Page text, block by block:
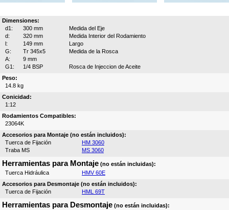
Dimensiones:
d1:
300 mm
Medida del Eje
d:
320 mm
Medida Interior del Rodamiento
l:
149 mm
Largo
G:
Tr 345x5
Medida de la Rosca
A:
9 mm
G1:
1/4 BSP
Rosca de Injeccion de Aceite
Peso:
14.8 kg
Conicidad:
1:12
Rodamientos Compatibles:
23064K
Accesorios para Montaje (no están incluidos):
Tuerca de Fijación
HM 3060
Traba MS
MS 3060
Herramientas para Montaje (no están incluidas):
Tuerca Hidráulica
HMV 60E
Accesorios para Desmontaje (no están incluidos):
Tuerca de Fijación
HML 69T
Herramientas para Desmontaje (no están incluidas):